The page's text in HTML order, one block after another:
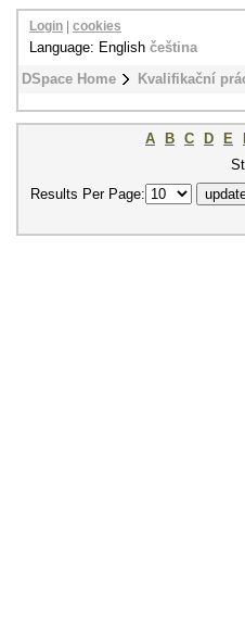
DSpace Home Kvalifikační
Login cookies
Language: English čeština
A B C D E
Results Per Page: